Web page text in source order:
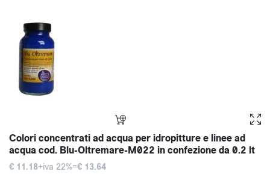
Colori concentrati ad acqua per idropitture e linee ad
acqua cod. Blu-Oltremare-M022 in confezione da 0.2 lt
€ 11.18+iva 22%=€ 13.64